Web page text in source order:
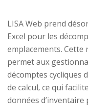
LISA Web prend
Excel pour les
emplacements.
permet aux
décomptes cycliques
de calcul, ce qui
données d’inventaire